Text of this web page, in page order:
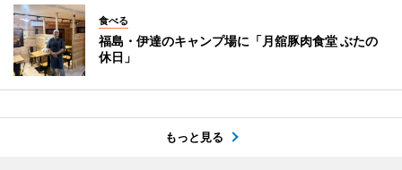
食べる
福島・伊達のキャンプ場に「月舘豚肉食堂 ぶたの
休日」
もっと見る